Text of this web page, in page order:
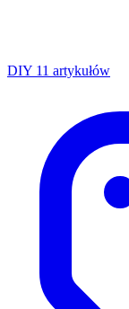
DIY 11 artykułów